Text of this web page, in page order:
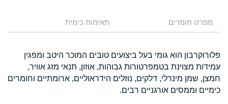
מפרט חומרים תאימות כימית
פלורוקרבון הוא גומי בעל ביצועים טובים המוכר היטב ומפגין
עמידות מצוינת בטמפרטורות גבוהות, אוזון, תנאי מזג אוויר,
חמצן, שמן מינרלי, דלקים, נוזלים הידראוליים, ארומתיים וחומרים
כימיים וממסים אורגניים רבים.